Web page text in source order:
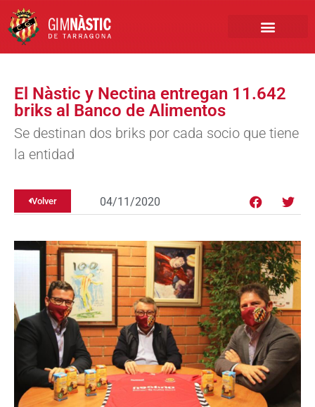
El Nàstic y Nectina entregan 11.642
briks al Banco de Alimentos
Se destinan dos briks por cada socio que tiene
la entidad
Volver 04/11/2020